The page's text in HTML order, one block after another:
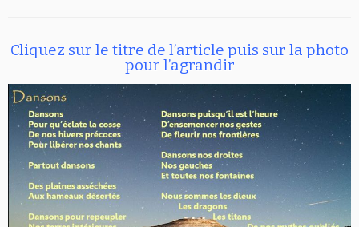
Cliquez sur le titre de l’article puis sur la photo
pour l’agrandir